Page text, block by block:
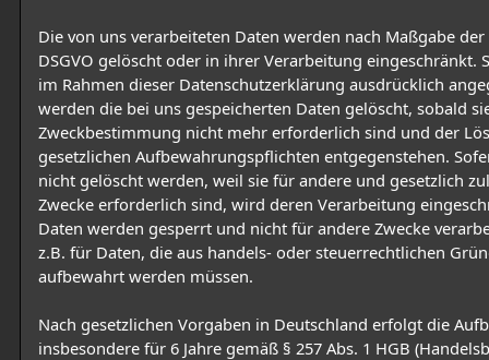
Die von uns verarbeiteten Daten werden nach Maßgabe der
DSGVO gelöscht oder in ihrer Verarbeitung eingeschränkt.
im Rahmen dieser Datenschutzerklärung ausdrücklich
werden die bei uns gespeicherten Daten gelöscht, sobald
Zweckbestimmung nicht mehr erforderlich sind und der
gesetzlichen Aufbewahrungspflichten entgegenstehen.
nicht gelöscht werden, weil sie für andere und gesetzlich
Zwecke erforderlich sind, wird deren Verarbeitung
Daten werden gesperrt und nicht für andere Zwecke
z.B. für Daten, die aus handels- oder steuerrechtlichen
aufbewahrt werden müssen.
Nach gesetzlichen Vorgaben in Deutschland erfolgt die
insbesondere für 6 Jahre gemäß § 257 Abs. 1 HGB